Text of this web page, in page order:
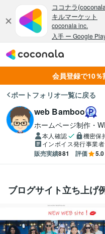
会員登録で10％
ポートフォリオ一覧に戻る
web Bamboo
ホームページ制作・
本人確認
機密保
インボイス発行事業者
販売実績881 評価 5.0
ブログサイト立ち上げ